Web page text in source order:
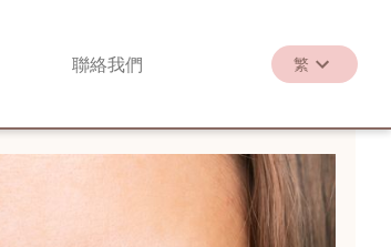
聯絡我們 繁
繁